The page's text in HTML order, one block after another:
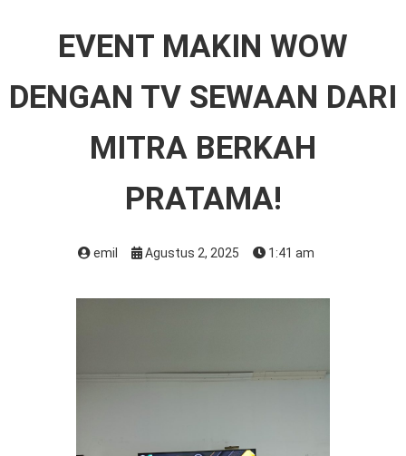
EVENT MAKIN WOW
DENGAN TV SEWAAN DARI
MITRA BERKAH
PRATAMA!
emil Agustus 2, 2025 1:41 am